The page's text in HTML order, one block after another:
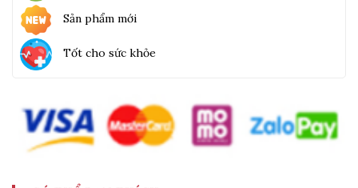
Sản phẩm mới
Tốt cho sức khỏe